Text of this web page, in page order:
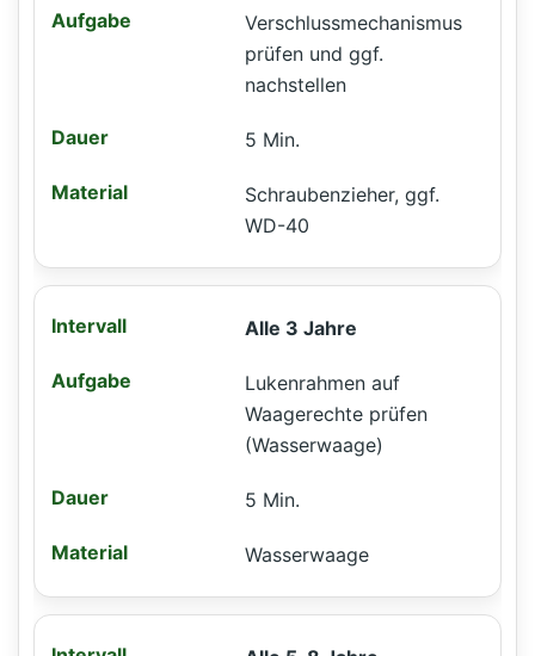
Verschlussmechanismus
prüfen und ggf.
nachstellen
5 Min.
Schraubenzieher, ggf.
WD-40
Alle 3 Jahre
Lukenrahmen auf
Waagerechte prüfen
(Wasserwaage)
5 Min.
Wasserwaage